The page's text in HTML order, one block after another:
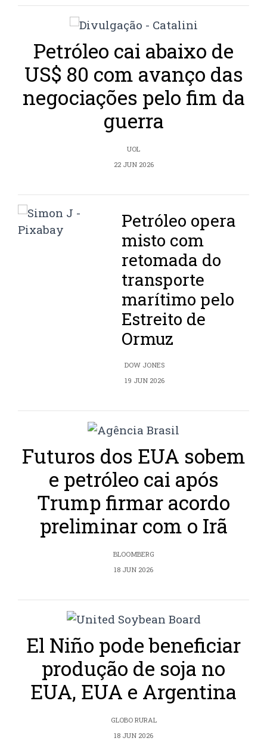
Petróleo cai abaixo de
US$ 80 com avanço das
negociações pelo fim da
guerra
UOL
22 JUN 2026
Petróleo opera
misto com
retomada do
transporte
marítimo pelo
Estreito de
Ormuz
DOW JONES
19 JUN 2026
Futuros dos EUA sobem
e petróleo cai após
Trump firmar acordo
preliminar com o Irã
BLOOMBERG
18 JUN 2026
El Niño pode beneficiar
produção de soja no
EUA, EUA e Argentina
GLOBO RURAL
18 JUN 2026